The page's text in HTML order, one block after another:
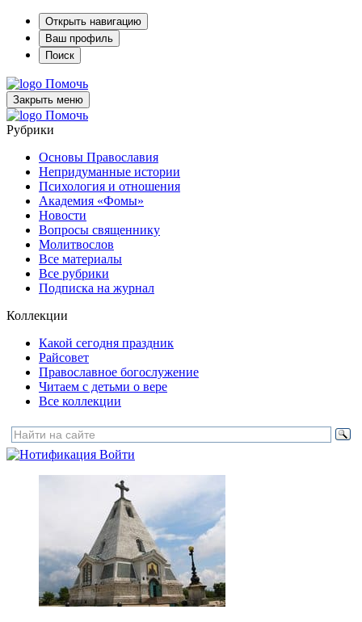
Открыть навигацию
Ваш профиль
Поиск
Помочь
Закрыть меню
Помочь
Рубрики
Основы Православия
Непридуманные истории
Психология и отношения
Академия «Фомы»
Новости
Вопросы священнику
Молитвослов
Все материалы
Все рубрики
Подписка на журнал
Коллекции
Какой сегодня праздник
Райсовет
Православное богослужение
Читаем с детьми о вере
Все коллекции
Войти